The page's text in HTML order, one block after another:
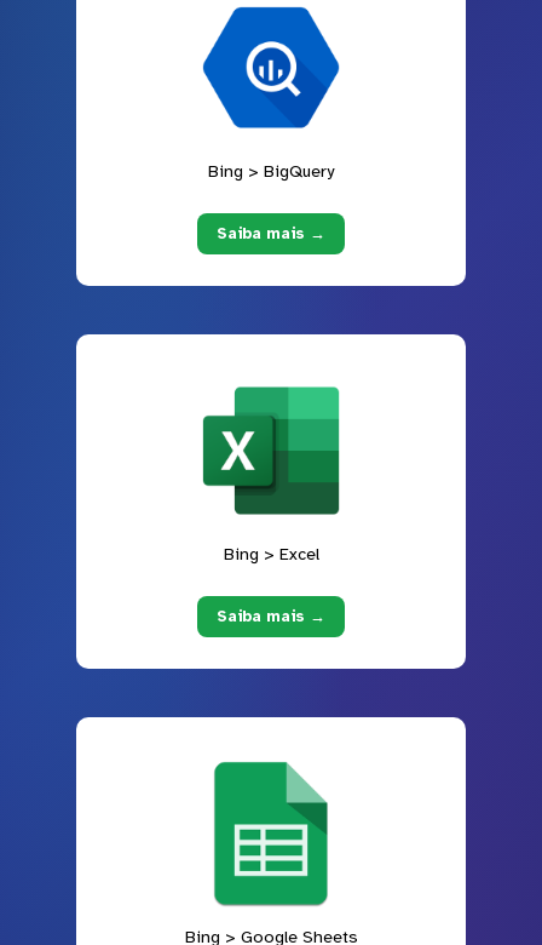
Bing > BigQuery
Saiba mais →
Bing > Excel
Saiba mais →
Bing > Google Sheets